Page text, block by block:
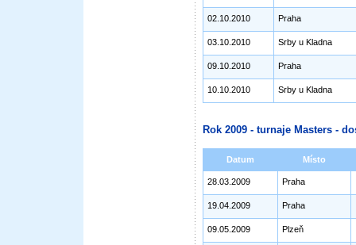
02.10.2010 Praha
03.10.2010 Srby u Kladna
09.10.2010 Praha
10.10.2010 Srby u Kladna
Rok 2009 - turnaje Masters -
Datum Místo
28.03.2009 Praha
19.04.2009 Praha
09.05.2009 Plzeň